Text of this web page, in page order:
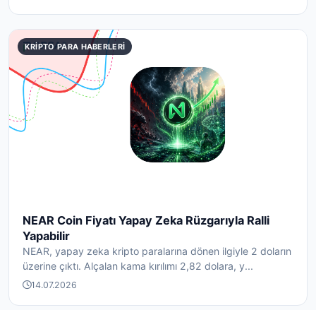
KRIPTO PARA HABERLERI
NEAR Coin Fiyatı Yapay Zeka Rüzgarıyla Ralli
Yapabilir
NEAR, yapay zeka kripto paralarına dönen ilgiyle 2 doların
üzerine çıktı. Alçalan kama kırılımı 2,82 dolara, y...
14.07.2026